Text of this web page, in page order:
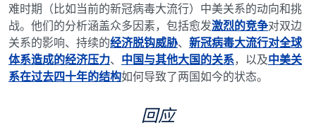
难时期（比如当前的新冠病毒大流行）中美关系的动向和挑
战。他们的分析涵盖众多因素，包括愈发激烈的竞争对双边
关系的影响、持续的经济脱钩威胁、 新冠病毒大流行对全球
体系造成的经济压力、 中国与其他大国的关系，以及中美关
系在过去四十年的结构如何导致了两国如今的状态。
回应